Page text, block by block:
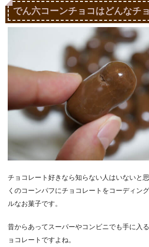
でん六コーンチョコはどんなチ
チョコレート好きなら知らない人はいないと
くのコーンパフにチョコレートをコーディン
ルなお菓子です。
昔からあってスーパーやコンビニでも手に入
ョコレートですよね。